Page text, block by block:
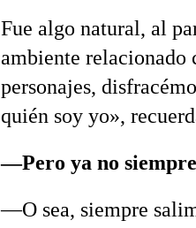
Fue algo natural, al
ambiente relacionado
personajes,
quién soy yo»,
—Pero ya no
—O sea, siempre